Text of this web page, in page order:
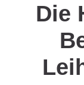
Die